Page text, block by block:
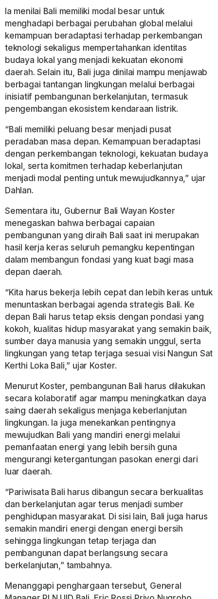
Ia menilai Bali memiliki modal besar untuk
menghadapi berbagai perubahan global melalui
kemampuan beradaptasi terhadap perkembangan
teknologi sekaligus mempertahankan identitas
budaya lokal yang menjadi kekuatan ekonomi
daerah. Selain itu, Bali juga dinilai mampu menjawab
berbagai tantangan lingkungan melalui berbagai
inisiatif pembangunan berkelanjutan, termasuk
pengembangan ekosistem kendaraan listrik.
“Bali memiliki peluang besar menjadi pusat
peradaban masa depan. Kemampuan beradaptasi
dengan perkembangan teknologi, kekuatan budaya
lokal, serta komitmen terhadap keberlanjutan
menjadi modal penting untuk mewujudkannya,” ujar
Dahlan.
Sementara itu, Gubernur Bali Wayan Koster
menegaskan bahwa berbagai capaian
pembangunan yang diraih Bali saat ini merupakan
hasil kerja keras seluruh pemangku kepentingan
dalam membangun fondasi yang kuat bagi masa
depan daerah.
“Kita harus bekerja lebih cepat dan lebih keras untuk
menuntaskan berbagai agenda strategis Bali. Ke
depan Bali harus tetap eksis dengan pondasi yang
kokoh, kualitas hidup masyarakat yang semakin baik,
sumber daya manusia yang semakin unggul, serta
lingkungan yang tetap terjaga sesuai visi Nangun Sat
Kerthi Loka Bali,” ujar Koster.
Menurut Koster, pembangunan Bali harus dilakukan
secara kolaboratif agar mampu meningkatkan daya
saing daerah sekaligus menjaga keberlanjutan
lingkungan. Ia juga menekankan pentingnya
mewujudkan Bali yang mandiri energi melalui
pemanfaatan energi yang lebih bersih guna
mengurangi ketergantungan pasokan energi dari
luar daerah.
“Pariwisata Bali harus dibangun secara berkualitas
dan berkelanjutan agar terus menjadi sumber
penghidupan masyarakat. Di sisi lain, Bali juga harus
semakin mandiri energi dengan energi bersih
sehingga lingkungan tetap terjaga dan
pembangunan dapat berlangsung secara
berkelanjutan,” tambahnya.
Menanggapi penghargaan tersebut, General